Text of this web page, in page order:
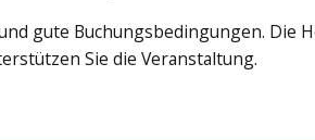
gute Buchungsbedingungen. Die
Sie die Veranstaltung.